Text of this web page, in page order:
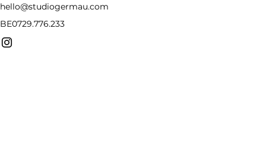
hello@studiogermau.com
BE0729.776.233